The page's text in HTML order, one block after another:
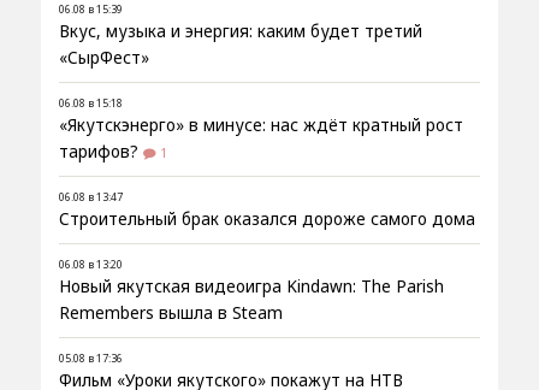
06.08 в 15:39
Вкус, музыка и энергия: каким будет третий
«СырФест»
06.08 в 15:18
«Якутскэнерго» в минусе: нас ждёт кратный рост
тарифов?
1
06.08 в 13:47
Строительный брак оказался дороже самого дома
06.08 в 13:20
Новый якутская видеоигра Kindawn: The Parish
Remembers вышла в Steam
05.08 в 17:36
Фильм «Уроки якутского» покажут на НТВ